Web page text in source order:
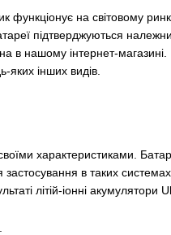
функціонує на світовому
підтверджуються
в нашому інтернет-
яких інших видів.
характеристиками.
застосування в таких
літій-іонні